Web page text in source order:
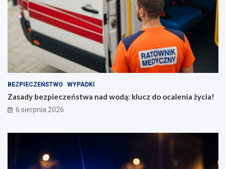
BEZPIECZEŃSTWO WYPADKI
Zasady bezpieczeństwa nad wodą: klucz do ocalenia życia!
6 sierpnia 2026